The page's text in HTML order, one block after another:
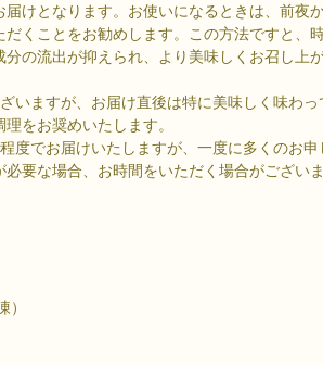
届けとなります。お使いになるときは、前夜
だくことをお勧めします。この方法ですと、
の流出が抑えられ、より美味しくお召し上
いますが、お届け直後は特に美味しく味わっ
をお奨めいたします。
度でお届けいたしますが、一度に多くのお申
要な場合、お時間をいただく場合がございま
）